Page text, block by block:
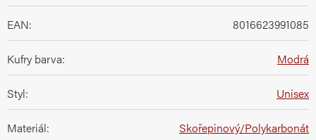
EAN: 8016623991085
Kufry barva: Modrá
Styl: Unisex
Materiál: Skořepinový/Polykarbonát